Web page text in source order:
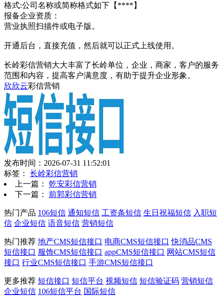
格式:公司名称或简称格式如下【****】
报备企业资质：
营业执照扫描件或电子版。
开通后台，直接充值，然后就可以正式上线使用。
长岭彩信营销大大丰富了长岭单位，企业，商家，客户的服务
范围和内容，提高客户满意度，有助于提升企业形象。
欣欣云彩信营销
发布时间：2026-07-31 11:52:01
标签： 长岭彩信营销
上一篇： 乾安彩信营销
下一篇： 前郭彩信营销
热门产品 106短信 通知短信 工资条短信 生日祝福短信 入职短
信 企业短信 语音短信 营销短信
热门推荐 地产CMS短信接口 电商CMS短信接口 快消品CMS
短信接口 服饰CMS短信接口 appCMS短信接口 网站CMS短信
接口 行业CMS短信接口 手游CMS短信接口
更多推荐 短信接口 短信平台 视频短信 短信验证码 营销短信
企业短信 106短信平台 国际短信